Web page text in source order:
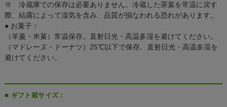
※ 冷蔵庫での保存は必要ありません。冷蔵した茶葉を常温に戻す
際、結露によって湿気を含み、品質が損なわれる恐れがあります。
● お菓子：
（羊羹・米菓）常温保存。直射日光・高温多湿を避けてください。
（マドレーヌ・ドーナツ）25℃以下で保存。直射日光・高温多湿を
避けてください。
■ ギフト箱サイズ：